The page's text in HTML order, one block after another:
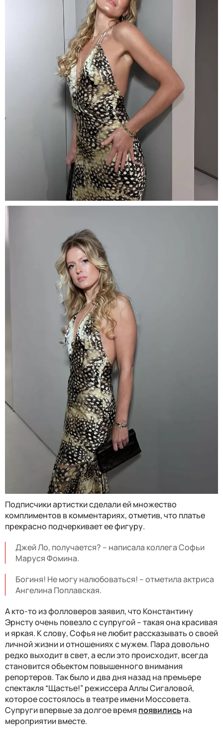
Подписчики артистки сделали ей множество
комплиментов в комментариях, отметив, что платье
прекрасно подчеркивает ее фигуру.
Джей Ло, получается? – написала коллега Софьи
Маруся Фомина.
Богиня! Не могу налюбоваться! – отметила актриса
Ангелина Поплавская.
А кто-то из фолловеров заявил, что Константину
Эрнсту очень повезло с супругой – такая она красивая
и яркая. К слову, Софья не любит рассказывать о своей
личной жизни и отношениях с мужем. Пара довольно
редко выходит в свет, а если это происходит, всегда
становится объектом повышенного внимания
репортеров. Так было и два дня назад на премьере
спектакля “Щастье!” режиссера Аллы Сигаловой,
которое состоялось в театре имени Моссовета.
Супруги впервые за долгое время появилисьна
мероприятии вместе.